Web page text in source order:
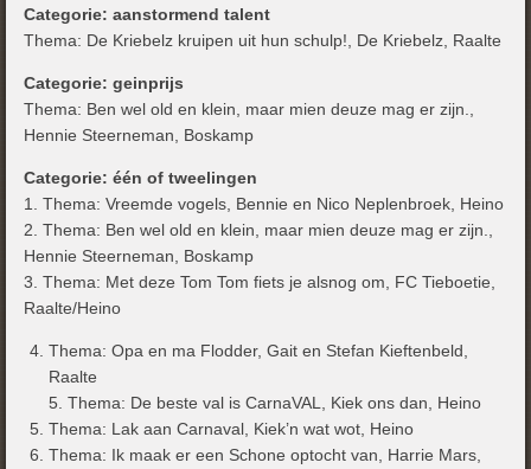
Categorie: aanstormend talent
Thema: De Kriebelz kruipen uit hun schulp!, De Kriebelz, Raalte
Categorie: geinprijs
Thema: Ben wel old en klein, maar mien deuze mag er zijn.,
Hennie Steerneman, Boskamp
Categorie: één of tweelingen
1. Thema: Vreemde vogels, Bennie en Nico Neplenbroek, Heino
2. Thema: Ben wel old en klein, maar mien deuze mag er zijn.,
Hennie Steerneman, Boskamp
3. Thema: Met deze Tom Tom fiets je alsnog om, FC Tieboetie,
Raalte/Heino
Thema: Opa en ma Flodder, Gait en Stefan Kieftenbeld,
Raalte
5. Thema: De beste val is CarnaVAL, Kiek ons dan, Heino
Thema: Lak aan Carnaval, Kiek’n wat wot, Heino
Thema: Ik maak er een Schone optocht van, Harrie Mars,